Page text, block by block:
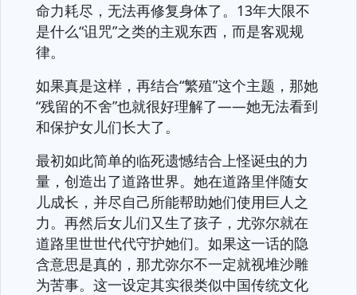
命力耗尽，无法再修复身体了。13年大限不
是什么“诅咒”之类的主观东西，而是客观规
律。
如果真是这样，再结合“繁殖”这个主题，那她
“残留的不舍”也就很好理解了——她无法看到
和保护女儿们长大了。
最初如此简单的临死遗憾结合上怪诞虫的力
量，创造出了道路世界。她在道路里伴随女
儿成长，并尽自己所能帮助她们使用巨人之
力。再然后女儿们又生了孩子，尤弥尔就在
道路里世世代代守护她们。如果这一话的隐
含意思是真的，那尤弥尔不一定就视堆沙雕
为苦事。这一设定其实很类似中国传统文化